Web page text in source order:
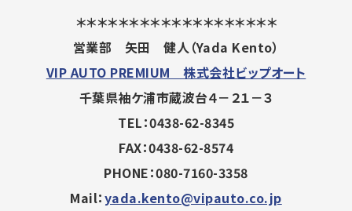
＊＊＊＊＊＊＊＊＊＊＊＊＊＊＊＊＊＊＊
営業部 矢田 健人（Yada Kento）
VIP AUTO PREMIUM 株式会社ビップオート
千葉県袖ケ浦市蔵波台４－２１－３
TEL：0438-62-8345
FAX：0438-62-8574
PHONE：080-7160-3358
Mail：yada.kento@vipauto.co.jp